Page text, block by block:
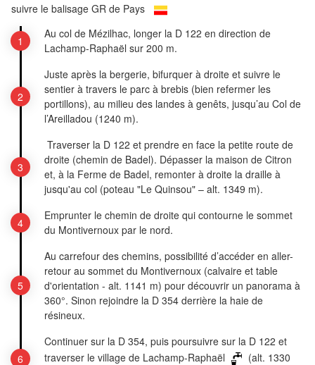
suivre le balisage GR de Pays
Au col de Mézilhac, longer la D 122 en direction de
Lachamp-Raphaël sur 200 m.
Juste après la bergerie, bifurquer à droite et suivre le
sentier à travers le parc à brebis (bien refermer les
portillons), au milieu des landes à genêts, jusqu’au Col de
l’Areilladou (1240 m).
Traverser la D 122 et prendre en face la petite route de
droite (chemin de Badel). Dépasser la maison de Citron
et, à la Ferme de Badel, remonter à droite la draille à
jusqu'au col (poteau "Le Quinsou" – alt. 1349 m).
Emprunter le chemin de droite qui contourne le sommet
du Montivernoux par le nord.
Au carrefour des chemins, possibilité d’accéder en aller-
retour au sommet du Montivernoux (calvaire et table
d'orientation - alt. 1141 m) pour découvrir un panorama à
360°. Sinon rejoindre la D 354 derrière la haie de
résineux.
Continuer sur la D 354, puis poursuivre sur la D 122 et
traverser le village de Lachamp-Raphaël
(alt. 1330